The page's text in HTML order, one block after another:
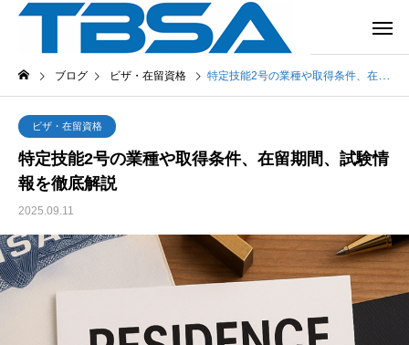
ブログ ビザ・在留資格 特定技能2号の業種や取得条件、在留期間、試験情報を徹底解説
ビザ・在留資格
特定技能2号の業種や取得条件、在留期間、試験情
報を徹底解説
2025.09.11